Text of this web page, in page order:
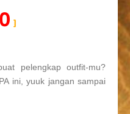
pelengkap outfit-mu?
ini, yuuk jangan sampai